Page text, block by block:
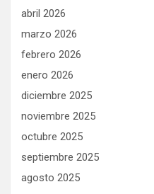
abril 2026
marzo 2026
febrero 2026
enero 2026
diciembre 2025
noviembre 2025
octubre 2025
septiembre 2025
agosto 2025